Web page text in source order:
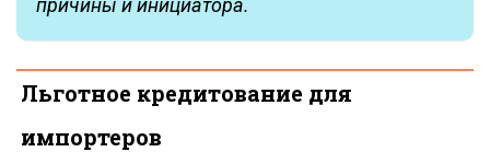
причины и инициатора.
Льготное кредитование для
импортеров